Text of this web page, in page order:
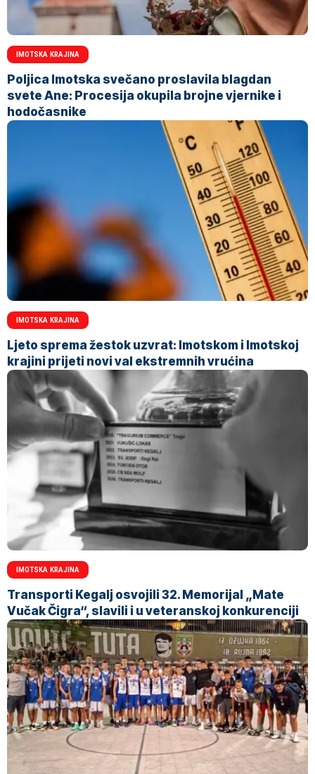
IMOTSKA KRAJINA
Poljica Imotska svečano proslavila blagdan
svete Ane: Procesija okupila brojne vjernike i
hodočasnike
IMOTSKA KRAJINA
Ljeto sprema žestok uzvrat: Imotskom i Imotskoj
krajini prijeti novi val ekstremnih vrućina
IMOTSKA KRAJINA
Transporti Kegalj osvojili 32. Memorijal „Mate
Vučak Čigra“, slavili i u veteranskoj konkurenciji